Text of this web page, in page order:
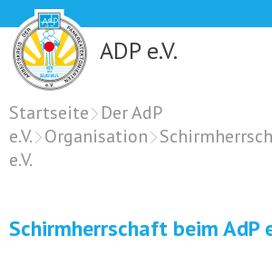
to
content
ADP e.V.
Startseite
Der AdP
e.V. Organisation
e.V.
Schirmherrschaft beim AdP